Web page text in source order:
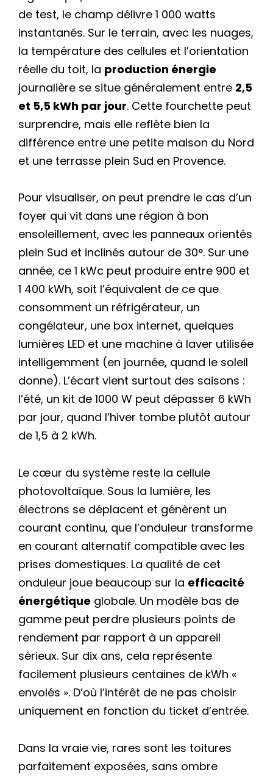
de test, le champ délivre 1 000 watts
instantanés. Sur le terrain, avec les nuages,
la température des cellules et l’orientation
réelle du toit, la production énergie
journalière se situe généralement entre 2,5
et 5,5 kWh par jour. Cette fourchette peut
surprendre, mais elle reflète bien la
différence entre une petite maison du Nord
et une terrasse plein Sud en Provence.
Pour visualiser, on peut prendre le cas d’un
foyer qui vit dans une région à bon
ensoleillement, avec les panneaux orientés
plein Sud et inclinés autour de 30°. Sur une
année, ce 1 kWc peut produire entre 900 et
1 400 kWh, soit l’équivalent de ce que
consomment un réfrigérateur, un
congélateur, une box internet, quelques
lumières LED et une machine à laver utilisée
intelligemment (en journée, quand le soleil
donne). L’écart vient surtout des saisons :
l’été, un kit de 1000 W peut dépasser 6 kWh
par jour, quand l’hiver tombe plutôt autour
de 1,5 à 2 kWh.
Le cœur du système reste la cellule
photovoltaïque. Sous la lumière, les
électrons se déplacent et génèrent un
courant continu, que l’onduleur transforme
en courant alternatif compatible avec les
prises domestiques. La qualité de cet
onduleur joue beaucoup sur la efficacité
énergétique globale. Un modèle bas de
gamme peut perdre plusieurs points de
rendement par rapport à un appareil
sérieux. Sur dix ans, cela représente
facilement plusieurs centaines de kWh «
envolés ». D’où l’intérêt de ne pas choisir
uniquement en fonction du ticket d’entrée.
Dans la vraie vie, rares sont les toitures
parfaitement exposées, sans ombre